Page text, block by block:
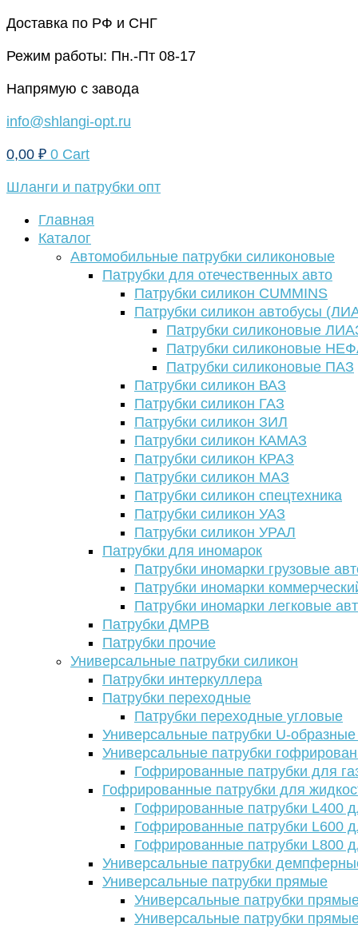
Перейти
содержимому
Доставка по РФ и СНГ
Режим работы: Пн.-Пт 08-17
Напрямую с завода
info@shlangi-opt.ru
0,00 ₽ 0 Cart
Шланги и патрубки опт
Главная
Каталог
Автомобильные патрубки силиконовые
Патрубки для отечественных авто
Патрубки силикон CUMMINS
Патрубки силикон автобусы
Патрубки силиконовые
Патрубки силиконовые
Патрубки силиконовые ПАЗ
Патрубки силикон ВАЗ
Патрубки силикон ГАЗ
Патрубки силикон ЗИЛ
Патрубки силикон КАМАЗ
Патрубки силикон КРАЗ
Патрубки силикон МАЗ
Патрубки силикон спецтехника
Патрубки силикон УАЗ
Патрубки силикон УРАЛ
Патрубки для иномарок
Патрубки иномарки грузовые
Патрубки иномарки
Патрубки иномарки легковые
Патрубки ДМРВ
Патрубки прочие
Универсальные патрубки силикон
Патрубки интеркуллера
Патрубки переходные
Патрубки переходные угловые
Универсальные патрубки U-
Универсальные патрубки
Гофрированные патрубки для
Гофрированные патрубки для
Гофрированные патрубки L400
Гофрированные патрубки L600
Гофрированные патрубки L800
Универсальные патрубки
Универсальные патрубки прямые
Универсальные патрубки
Универсальные патрубки